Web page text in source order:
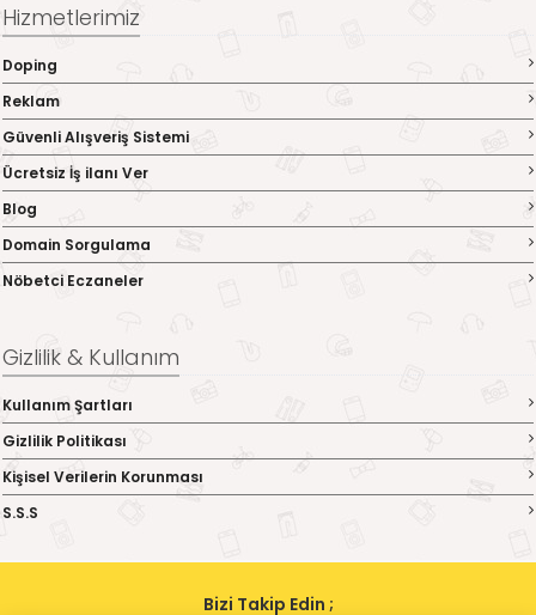
Hizmetlerimiz
Doping
Reklam
Güvenli Alışveriş Sistemi
Ücretsiz İş ilanı Ver
Blog
Domain Sorgulama
Nöbetci Eczaneler
Gizlilik & Kullanım
Kullanım Şartları
Gizlilik Politikası
Kişisel Verilerin Korunması
S.S.S
Bizi Takip Edin ;